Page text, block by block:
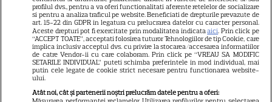
13
SKYSHOWTIME
Scarlett Johansson și Kristin
Scott Thomas, din nou mamă
și fiică pe ecran în „My
Mother's Wedding”. Când
profilul dvs., pentru a va oferi functionalitati aferente retelelor de socializare
si pentru a analiza traficul pe website. Beneficiati de drepturile prevazute de
art. 15-22 din GDPR in legatura cu prelucrarea datelor cu caracter personal.
Aceste drepturi pot fi exercitate prin modalitatea indicataaici. Prin click pe
“ACCEPT TOATE”, acceptati folosirea tuturor Tehnologiilor de tip Cookie, care
implica inclusiv acceptul dvs. cu privire la stocarea/accesarea informatiilor
de catre Vendor-ii cu care colaboram. Prin click pe “VREAU SA MODIFIC
SETARILE INDIVIDUAL” puteti schimba preferintele in mod individual, mai
putin cele legate de cookie strict necesare pentru functionarea website-
ului.
Atât noi, cât și partenerii noștri prelucrăm datele pentru a oferi: